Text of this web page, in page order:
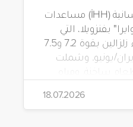
قدمت هيئة الإغاثة الإنسانية (İHH) مساعدات
بفنزويلا، التي
تعرضت لدمار كبير جراء زلزالين بقوة 7.2 و7.5
وقعا في 24 حزيران/يونيو. وشملت
18.07.2026